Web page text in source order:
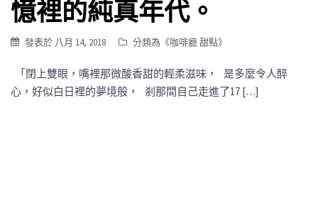
憶裡的純真年代。
發表於 八月 14, 2018 分類為《咖啡廳 甜點》
「閉上雙眼，嘴裡那微酸香甜的輕柔滋味， 是多麼令人醉
心，好似白日裡的夢境般， 剎那間自己走進了17 […]